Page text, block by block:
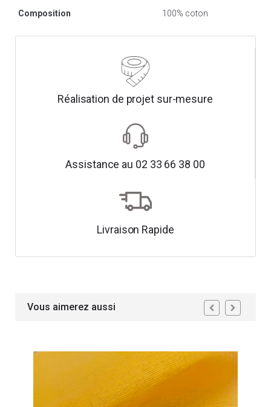
Composition 100% coton
Réalisation de projet sur-mesure
Assistance au 02 33 66 38 00
Livraison Rapide
Vous aimerez aussi